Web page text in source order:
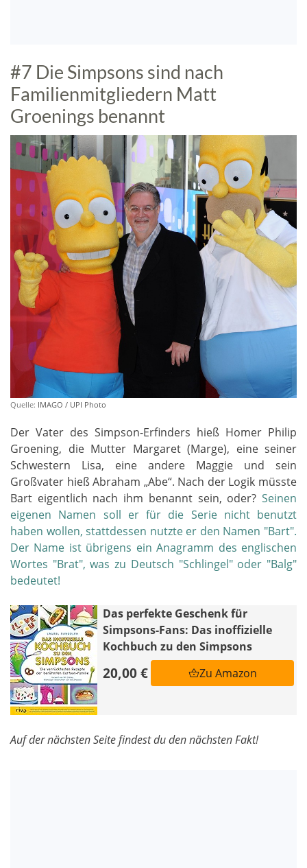
#7 Die Simpsons sind nach
Familienmitgliedern Matt
Groenings benannt
Quelle: IMAGO / UPI Photo
Der Vater des Simpson-Erfinders hieß Homer Philip
Groening, die Mutter Margaret (Marge), eine seiner
Schwestern Lisa, eine andere Maggie und sein
Großvater hieß Abraham „Abe“. Nach der Logik müsste
Bart eigentlich nach ihm benannt sein, oder? Seinen
eigenen Namen soll er für die Serie nicht benutzt
haben wollen, stattdessen nutzte er den Namen "Bart".
Der Name ist übrigens ein Anagramm des englischen
Wortes "Brat", was zu Deutsch "Schlingel" oder "Balg"
bedeutet!
Das perfekte Geschenk für
Simpsons-Fans: Das inoffizielle
Kochbuch zu den Simpsons
20,00 € Zu Amazon
Auf der nächsten Seite findest du den nächsten Fakt!